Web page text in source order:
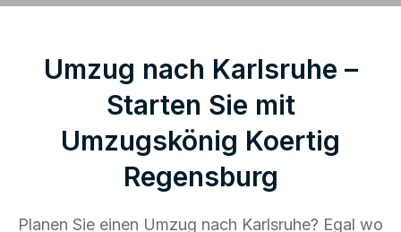
Umzug nach Karlsruhe –
Starten Sie mit
Umzugskönig Koertig
Regensburg
Planen Sie einen Umzug nach Karlsruhe? Egal wo